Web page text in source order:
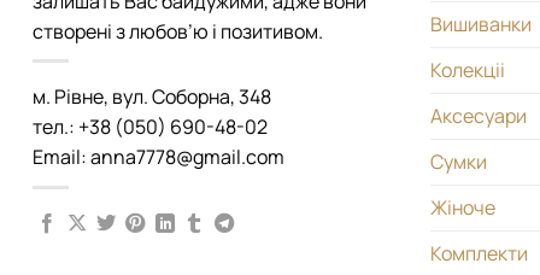
створені з любов’ю і позитивом.
м. Рівне, вул. Соборна, 348
тел.: +38 (050) 690-48-02
Email: anna7778@gmail.com
Вишиванки
Колекціі
Аксесуари
Сумки
Жіноче
Комплекти